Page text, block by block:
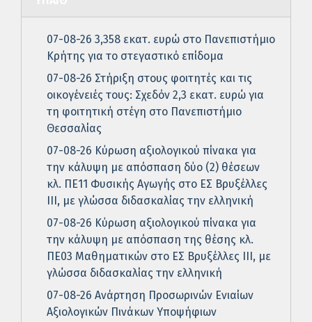
07-08-26 3,358 εκατ. ευρώ στο Πανεπιστήμιο
Κρήτης για το στεγαστικό επίδομα
07-08-26 Στήριξη στους φοιτητές και τις
οικογένειές τους: Σχεδόν 2,3 εκατ. ευρώ για
τη φοιτητική στέγη στο Πανεπιστήμιο
Θεσσαλίας
07-08-26 Κύρωση αξιολογικού πίνακα για
την κάλυψη με απόσπαση δύο (2) θέσεων
κλ. ΠΕ11 Φυσικής Αγωγής στο ΕΣ Βρυξέλλες
ΙΙΙ, με γλώσσα διδασκαλίας την ελληνική
07-08-26 Κύρωση αξιολογικού πίνακα για
την κάλυψη με απόσπαση της θέσης κλ.
ΠΕ03 Μαθηματικών στο ΕΣ Βρυξέλλες ΙΙΙ, με
γλώσσα διδασκαλίας την ελληνική
07-08-26 Ανάρτηση Προσωρινών Ενιαίων
Αξιολογικών Πινάκων Υποψήφιων